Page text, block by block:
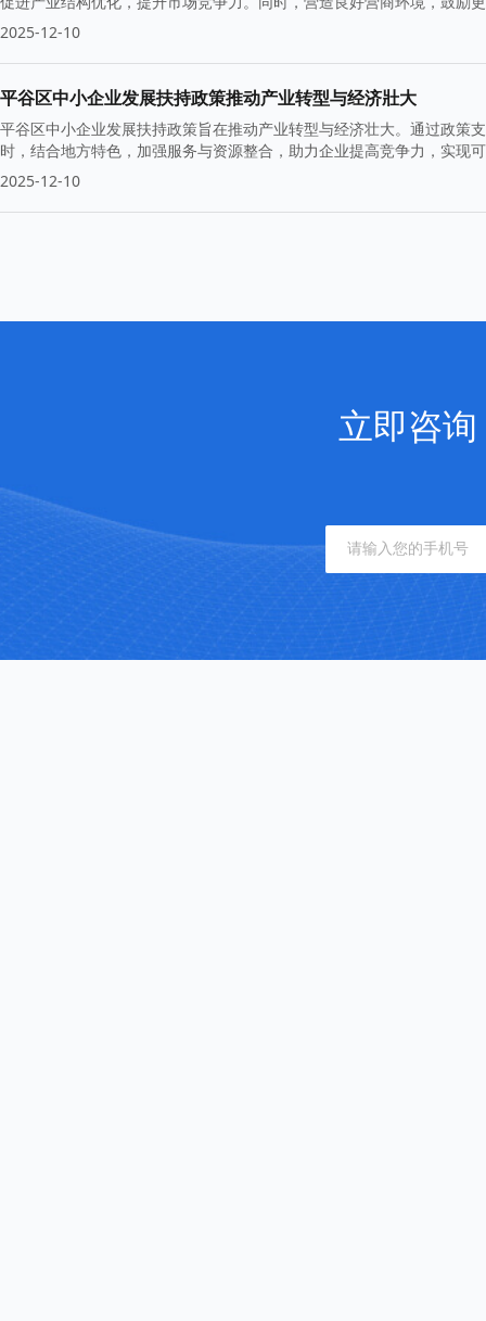
2025-12-10
平谷区中小企业发展扶持政策推动产业转型与经济壯大
平谷区中小企业发展扶持政策旨在推动产业转型与经济壮大。通过政策
时，结合地方特色，加强服务与资源整合，助力企业提高竞争力，实现
2025-12-10
立即咨